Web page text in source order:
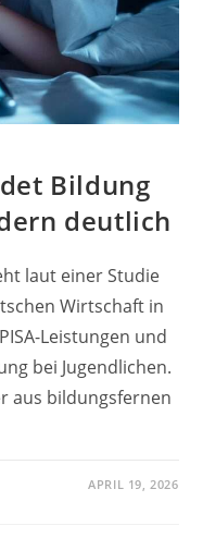
Bildung
deutlich
laut einer Studie
Wirtschaft in
Leistungen und
bei Jugendlichen.
aus bildungsfernen
APRIL 19, 2026